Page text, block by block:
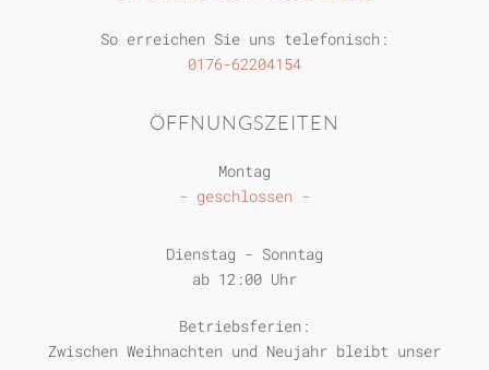
So erreichen Sie uns telefonisch:
0176-62204154
ÖFFNUNGSZEITEN
Montag
- geschlossen -
Dienstag - Sonntag
ab 12:00 Uhr
Betriebsferien:
Zwischen Weihnachten und Neujahr bleibt unser